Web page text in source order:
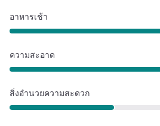
อาหารเช้า
ความสะอาด
สิ่งอำนวยความสะดวก